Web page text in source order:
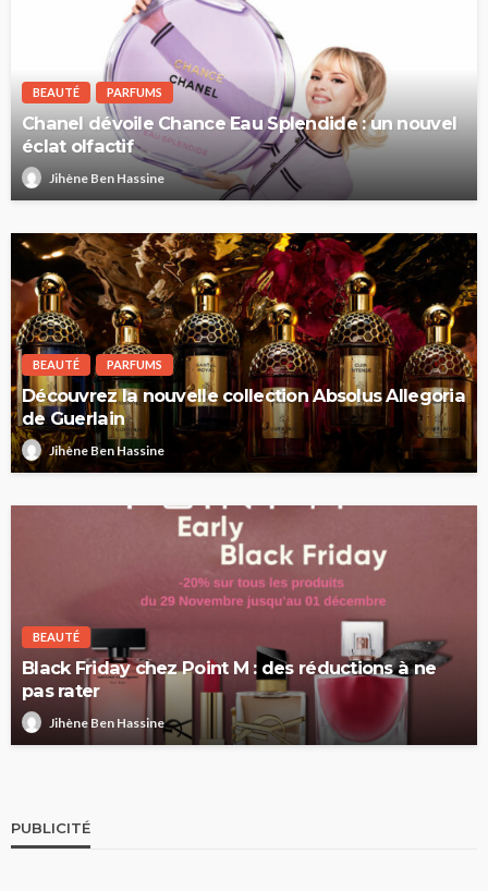
BEAUTÉ PARFUMS
Chanel dévoile Chance Eau Splendide : un nouvel
éclat olfactif
Jihène Ben Hassine
BEAUTÉ PARFUMS
Découvrez la nouvelle collection Absolus Allegoria
de Guerlain
Jihène Ben Hassine
BEAUTÉ
Black Friday chez Point M : des réductions à ne
pas rater
Jihène Ben Hassine
PUBLICITÉ